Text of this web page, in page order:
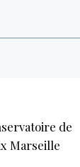
de
Marseille